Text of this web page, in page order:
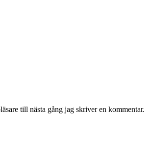
till nästa gång jag skriver en kommentar.